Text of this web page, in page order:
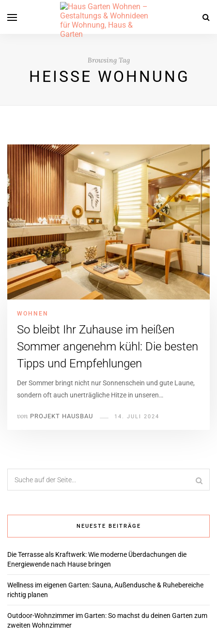
Browsing Tag
HEISSE WOHNUNG
WOHNEN
So bleibt Ihr Zuhause im heißen
Sommer angenehm kühl: Die besten
Tipps und Empfehlungen
Der Sommer bringt nicht nur Sonnenschein und gute Laune,
sondern oft auch unerträgliche Hitze in unseren…
von PROJEKT HAUSBAU 14. JULI 2024
NEUESTE BEITRÄGE
Die Terrasse als Kraftwerk: Wie moderne Überdachungen die
Energiewende nach Hause bringen
Wellness im eigenen Garten: Sauna, Außendusche & Ruhebereiche
richtig planen
Outdoor-Wohnzimmer im Garten: So machst du deinen Garten zum
zweiten Wohnzimmer